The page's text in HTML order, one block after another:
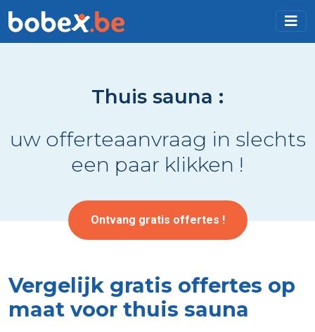
Thuis sauna :
uw offerteaanvraag in slechts
een paar klikken !
Ontvang gratis offertes !
Vergelijk gratis offertes op
maat voor thuis sauna